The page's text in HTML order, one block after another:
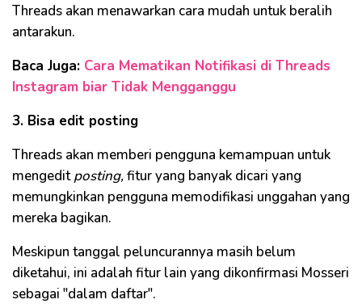
Threads akan menawarkan cara mudah untuk beralih
antarakun.
Baca Juga: Cara Mematikan Notifikasi di Threads
Instagram biar Tidak Mengganggu
3. Bisa edit posting
Threads akan memberi pengguna kemampuan untuk
mengeditposting,fitur yang banyak dicari yang
memungkinkan pengguna memodifikasi unggahan yang
mereka bagikan.
Meskipun tanggal peluncurannya masih belum
diketahui, ini adalah fitur lain yang dikonfirmasi Mosseri
sebagai "dalam daftar".